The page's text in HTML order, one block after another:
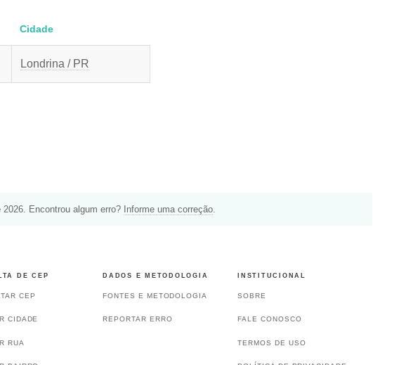
Cidade
Londrina / PR
2026. Encontrou algum erro? Informe uma correção
DE CEP
CEP
CIDADE
RUA
DADOS E METODOLOGIA
FONTES E METODOLOGIA
REPORTAR ERRO
INSTITUCIONAL
SOBRE
FALE CONOSCO
TERMOS DE USO